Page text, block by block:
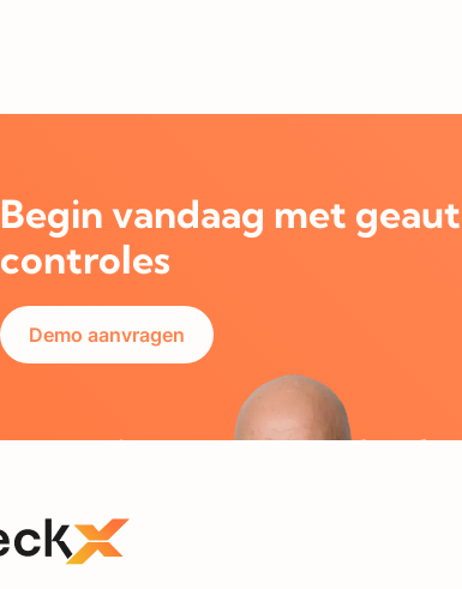
Begin vandaag met
controles
Demo aanvragen